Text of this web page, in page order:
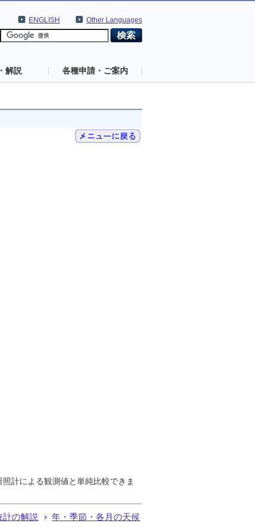
Other Languages
ENGLISH
解説 各種申請・ご案内
計による観測値と単純比較できま
計の解説 年・季節・各月の天候